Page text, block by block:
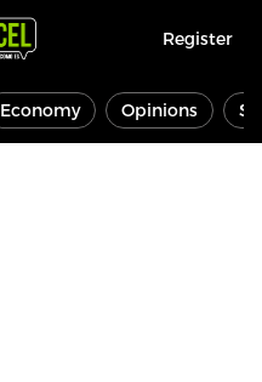
Register
Economy Opinions